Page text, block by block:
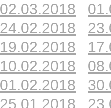
02.03.2018
24.02.2018
19.02.2018
10.02.2018
01.02.2018
25.01.2018